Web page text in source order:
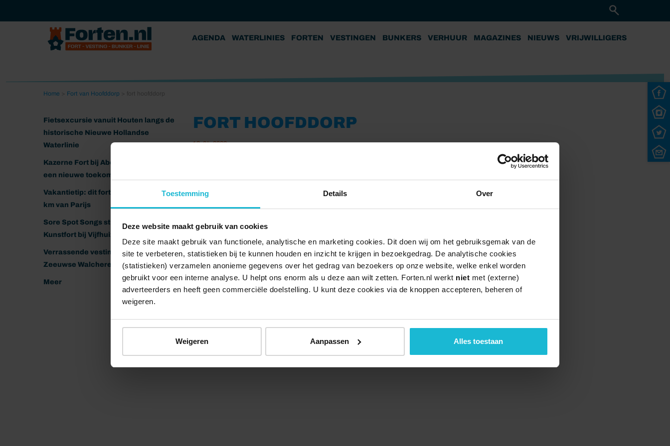
Toestemming Details Over
Deze website maakt gebruik van cookies
Deze site maakt gebruik van functionele, analytische en marketing cookies. Dit doen wij om het gebruiksgemak van de
site te verbeteren, statistieken bij te kunnen houden en inzicht te krijgen in bezoekgedrag. De analytische cookies
(statistieken) verzamelen anonieme gegevens over het gedrag van bezoekers op onze website, welke enkel worden
gebruikt voor een interne analyse. U helpt ons enorm als u deze aan wilt zetten. Forten.nl werkt niet met (externe)
adverteerders en heeft geen commerciële doelstelling. U kunt deze cookies via de knoppen accepteren, beheren of
weigeren.
Weigeren Aanpassen Alles toestaan
AGENDA WATERLINIES FORTEN VESTINGEN BUNKERS VERHUUR MAGAZINES NIEUWS VRIJWILLIGERS
Home Fort van Hoofddorp
Fietsexcursie vanuit Houten langs de
historische Nieuwe Hollandse
Waterlinie
Kazerne Fort bij Abcoude klaar voor
een nieuwe toekomst
Vakantietip: dit fort ligt nog geen 20
km van Parijs
Sore Spot Songs strijkt neer op het
Kunstfort bij Vijfhuizen
Verrassende vestingen van het
Zeeuwse Walcheren
Meer
FORT HOOFDDORP
13-04-2023
© 2026 Stichting Forten Nederland Over ons Doneer nu Disclaimer Contact Forten.nl wordt ondersteund door de